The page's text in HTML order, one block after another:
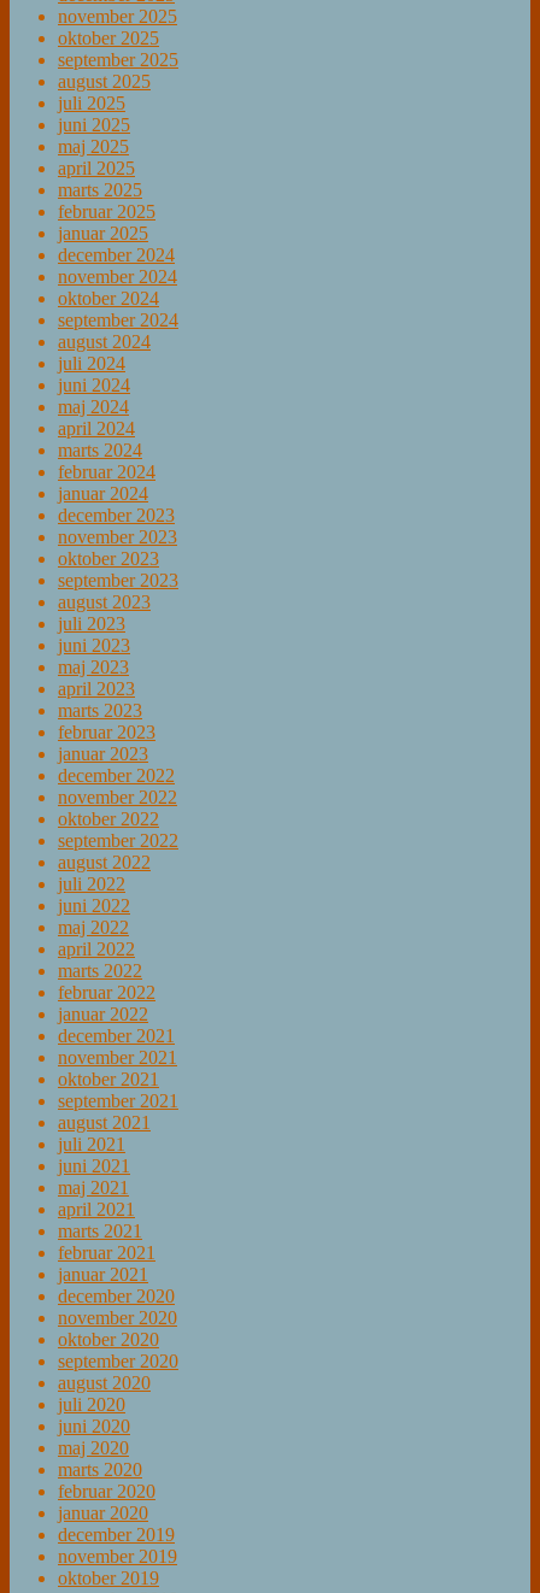
november 2025
oktober 2025
september 2025
august 2025
juli 2025
juni 2025
maj 2025
april 2025
marts 2025
februar 2025
januar 2025
december 2024
november 2024
oktober 2024
september 2024
august 2024
juli 2024
juni 2024
maj 2024
april 2024
marts 2024
februar 2024
januar 2024
december 2023
november 2023
oktober 2023
september 2023
august 2023
juli 2023
juni 2023
maj 2023
april 2023
marts 2023
februar 2023
januar 2023
december 2022
november 2022
oktober 2022
september 2022
august 2022
juli 2022
juni 2022
maj 2022
april 2022
marts 2022
februar 2022
januar 2022
december 2021
november 2021
oktober 2021
september 2021
august 2021
juli 2021
juni 2021
maj 2021
april 2021
marts 2021
februar 2021
januar 2021
december 2020
november 2020
oktober 2020
september 2020
august 2020
juli 2020
juni 2020
maj 2020
marts 2020
februar 2020
januar 2020
december 2019
november 2019
oktober 2019